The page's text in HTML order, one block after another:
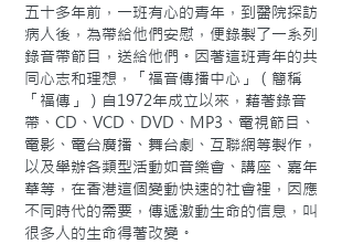
五十多年前，一班有心的青年，到醫院探訪
病人後，為帶給他們安慰，便錄製了一系列
錄音帶節目，送給他們。因著這班青年的共
同心志和理想，「福音傳播中心」（簡稱
「福傳」）自1972年成立以來，藉著錄音
帶、CD、VCD、DVD、MP3、電視節目、
電影、電台廣播、舞台劇、互聯網等製作，
以及舉辦各類型活動如音樂會、講座、嘉年
華等，在香港這個變動快速的社會裡，因應
不同時代的需要，傳遞激動生命的信息，叫
很多人的生命得著改變。